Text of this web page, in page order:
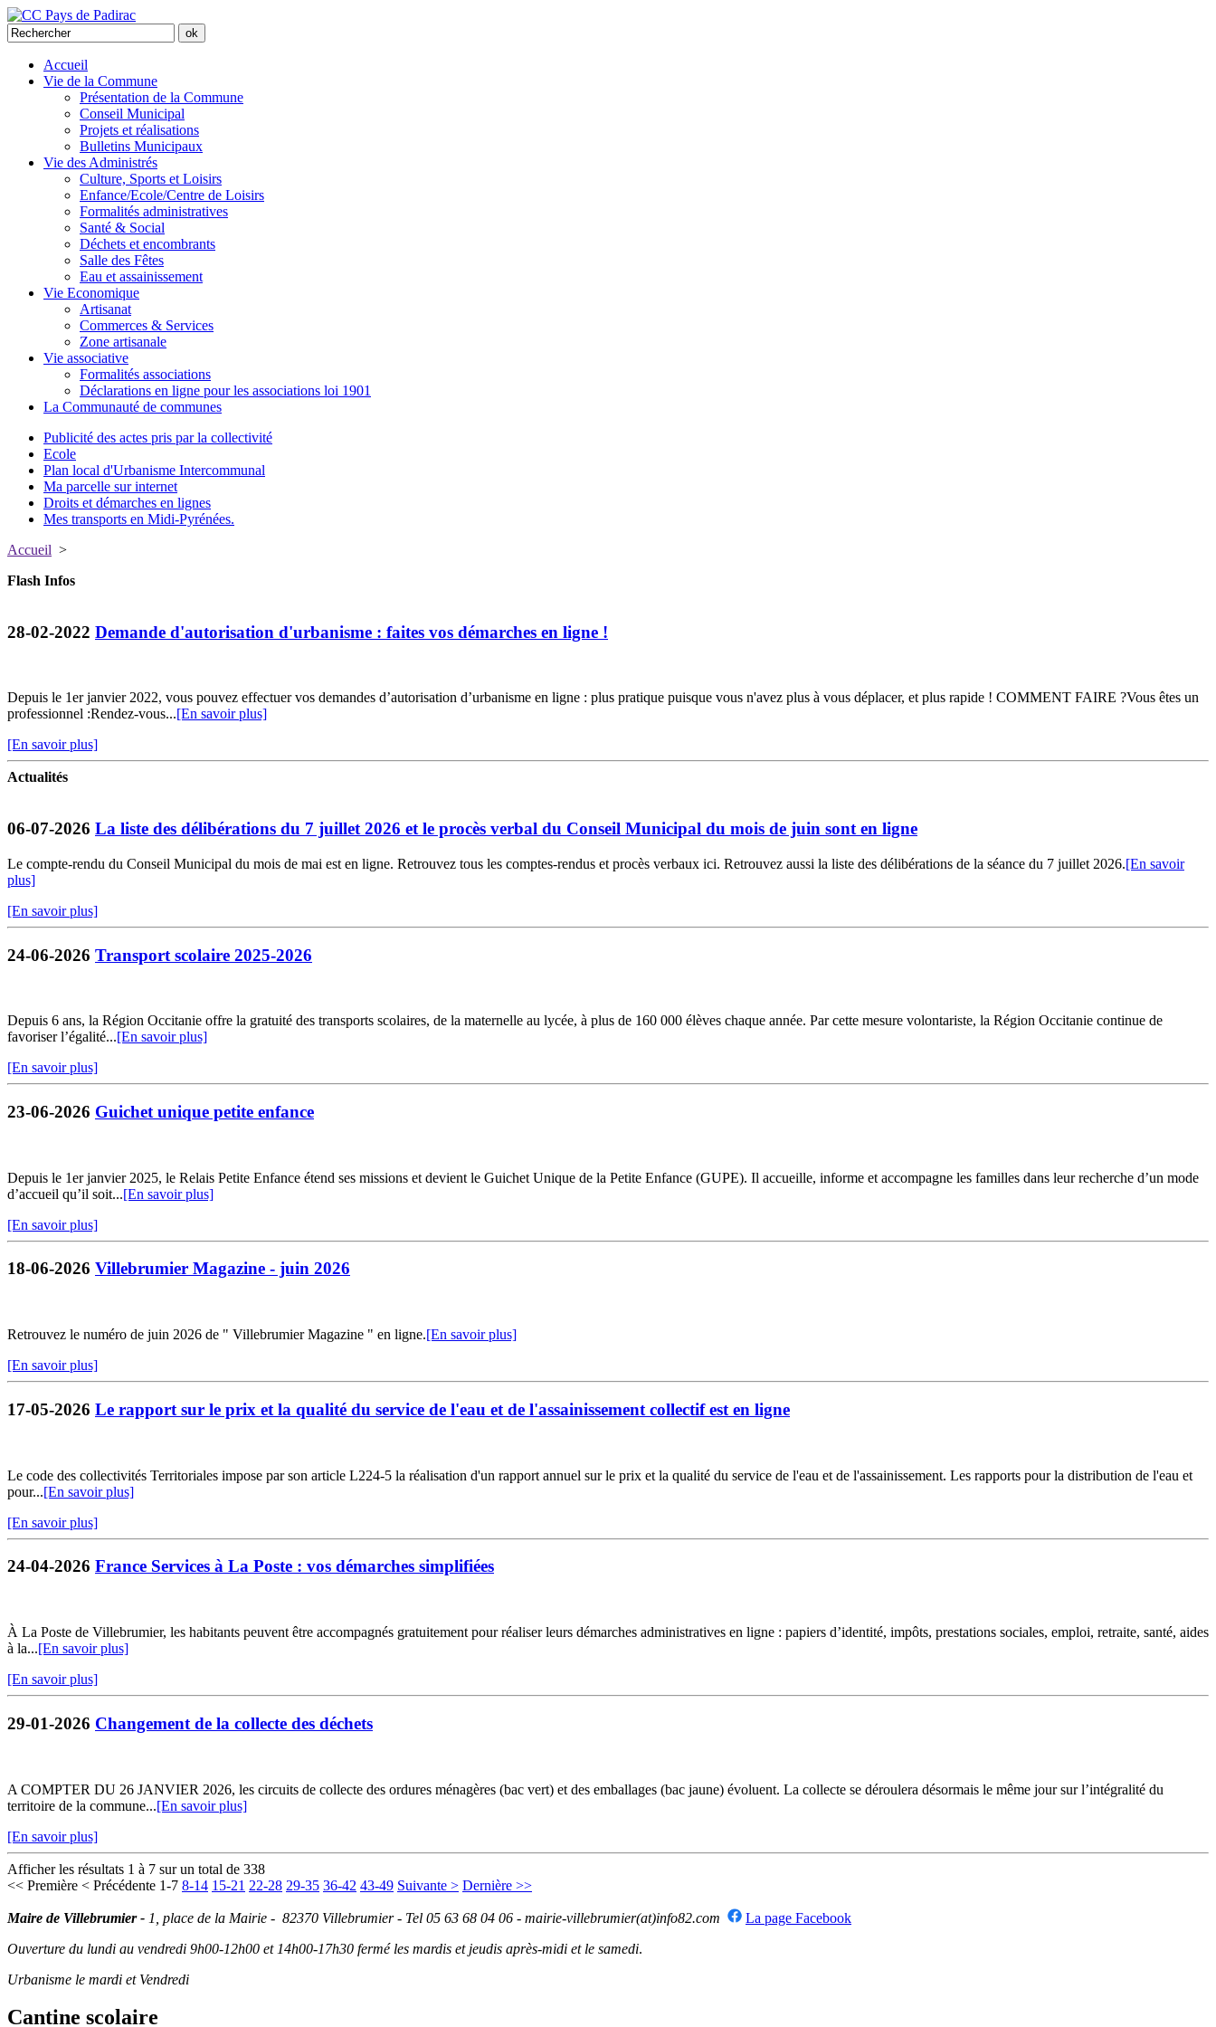
Accueil
Vie de la Commune
Présentation de la Commune
Conseil Municipal
Projets et réalisations
Bulletins Municipaux
Vie des Administrés
Culture, Sports et Loisirs
Enfance/Ecole/Centre de Loisirs
Formalités administratives
Santé & Social
Déchets et encombrants
Salle des Fêtes
Eau et assainissement
Vie Economique
Artisanat
Commerces & Services
Zone artisanale
Vie associative
Formalités associations
Déclarations en ligne pour les associations loi 1901
La Communauté de communes
Publicité des actes pris par la collectivité
Ecole
Plan local d'Urbanisme Intercommunal
Ma parcelle sur internet
Droits et démarches en lignes
Mes transports en Midi-Pyrénées.
Accueil >
Flash Infos
28-02-2022 Demande d'autorisation d'urbanisme : faites vos démarches en ligne !
Depuis le 1er janvier 2022, vous pouvez effectuer vos demandes d’autorisation d’urbanisme en ligne : plus pratique puisque vous n'avez plus à vous déplacer, et plus rapide ! COMMENT FAIRE ?Vous êtes un
professionnel :Rendez-vous...[En savoir plus]
[En savoir plus]
Actualités
06-07-2026 La liste des délibérations du 7 juillet 2026 et le procès verbal du Conseil Municipal du mois de juin sont en ligne
Le compte-rendu du Conseil Municipal du mois de mai est en ligne. Retrouvez tous les comptes-rendus et procès verbaux ici. Retrouvez aussi la liste des délibérations de la séance du 7 juillet 2026.[En savoir
plus]
[En savoir plus]
24-06-2026 Transport scolaire 2025-2026
Depuis 6 ans, la Région Occitanie offre la gratuité des transports scolaires, de la maternelle au lycée, à plus de 160 000 élèves chaque année. Par cette mesure volontariste, la Région Occitanie continue de
favoriser l’égalité...[En savoir plus]
[En savoir plus]
23-06-2026 Guichet unique petite enfance
Depuis le 1er janvier 2025, le Relais Petite Enfance étend ses missions et devient le Guichet Unique de la Petite Enfance (GUPE). Il accueille, informe et accompagne les familles dans leur recherche d’un mode
d’accueil qu’il soit...[En savoir plus]
[En savoir plus]
18-06-2026 Villebrumier Magazine - juin 2026
Retrouvez le numéro de juin 2026 de " Villebrumier Magazine " en ligne.[En savoir plus]
[En savoir plus]
17-05-2026 Le rapport sur le prix et la qualité du service de l'eau et de l'assainissement collectif est en ligne
Le code des collectivités Territoriales impose par son article L224-5 la réalisation d'un rapport annuel sur le prix et la qualité du service de l'eau et de l'assainissement. Les rapports pour la distribution de l'eau et
pour...[En savoir plus]
[En savoir plus]
24-04-2026 France Services à La Poste : vos démarches simplifiées
À La Poste de Villebrumier, les habitants peuvent être accompagnés gratuitement pour réaliser leurs démarches administratives en ligne : papiers d’identité, impôts, prestations sociales, emploi, retraite, santé, aides
à la...[En savoir plus]
[En savoir plus]
29-01-2026 Changement de la collecte des déchets
A COMPTER DU 26 JANVIER 2026, les circuits de collecte des ordures ménagères (bac vert) et des emballages (bac jaune) évoluent. La collecte se déroulera désormais le même jour sur l’intégralité du
territoire de la commune...[En savoir plus]
[En savoir plus]
Afficher les résultats 1 à 7 sur un total de 338
<< Première < Précédente 1-7 8-14 15-21 22-28 29-35 36-42 43-49 Suivante > Dernière >>
Maire de Villebrumier - 1, place de la Mairie - 82370 Villebrumier - Tel 05 63 68 04 06 - mairie-villebrumier(at)info82.com
La page Facebook
Ouverture du lundi au vendredi 9h00-12h00 et 14h00-17h30 fermé les mardis et jeudis après-midi et le samedi.
Urbanisme le mardi et Vendredi
Cantine scolaire